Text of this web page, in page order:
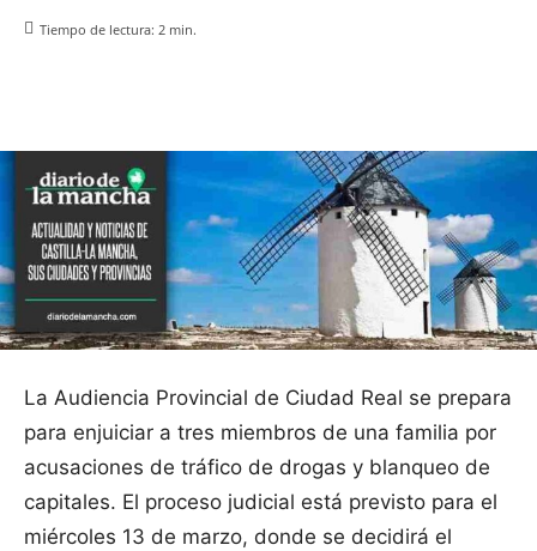
Tiempo de lectura: 2 min.
La Audiencia Provincial de Ciudad Real se prepara
para enjuiciar a tres miembros de una familia por
acusaciones de tráfico de drogas y blanqueo de
capitales. El proceso judicial está previsto para el
miércoles 13 de marzo, donde se decidirá el